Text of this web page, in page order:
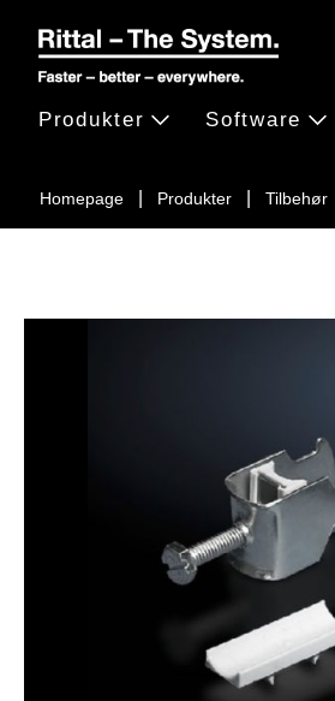
Homepage Produkter Tilbehør
Produkter Software